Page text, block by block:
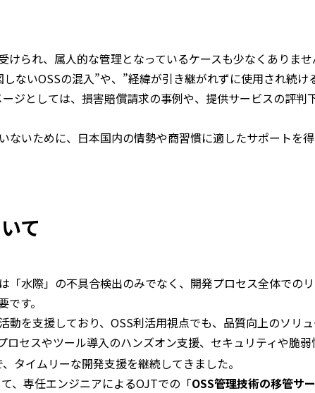
られ、属人的な管理となっているケースも少なくありませ
ないOSSの混入”や、”経緯が引き継がれずに使用され続け
ジとしては、損害賠償請求の事例や、提供サービスの評判
いために、日本国内の情勢や商習慣に適したサポートを
て
水際」の不具合検出のみでなく、開発プロセス全体での
す。
を支援しており、OSS利活用視点でも、品質向上のソリ
セスやツール導入のハンズオン支援、セキュリティや脆弱
タイムリーな開発支援を継続してきました。
、専任エンジニアによるOJTでの「OSS管理技術の移管サ